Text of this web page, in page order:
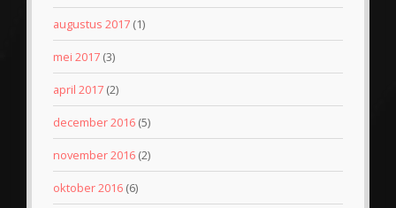
augustus 2017 (1)
mei 2017 (3)
april 2017 (2)
december 2016 (5)
november 2016 (2)
oktober 2016 (6)